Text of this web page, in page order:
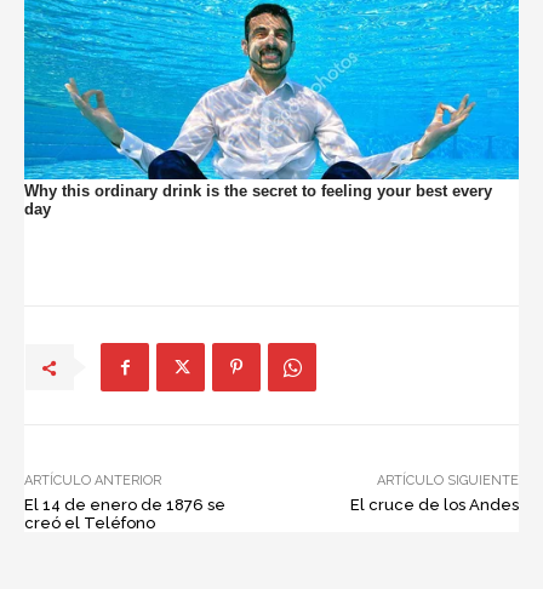
ARTÍCULO ANTERIOR
El 14 de enero de 1876 se
creó el Teléfono
ARTÍCULO SIGUIENTE
El cruce de los Andes